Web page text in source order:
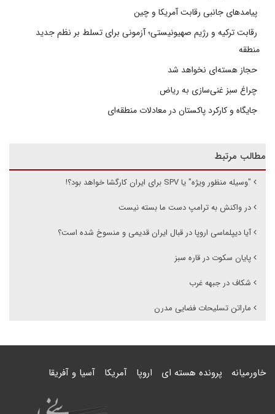
پیامدهای جانبی رقابت آمریکا و چین
رقابت ترکیه و رژیم صهیونیستی؛ آزمونی برای تسلط بر نظم جدید
منطقه
حجاز هسته‌ای نخواهد شد
چراغ سبز غنی‌سازی به ریاض
جایگاه و کارکرد پاکستان در معادلات منطقه‌ای
مطالب مرتبط
"وسیله منظور ویژه" یا SPV برای ایران کارگشا خواهد بود؟!
در واکنش به ترامپ دست ما بسته نیست
آیا دیپلماسی اروپا در قبال ایران قدیمی و منسوخ شده است؟
پایان سکوت در قاره سبز
شکاف در جبهه غرب
ماراتن تسلیحات فضایی مدرن
خاورمیانه پرونده هسته ای اروپا آمریکا آسیا و آفریقا